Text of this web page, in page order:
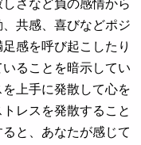
さなど負の感情から
共感、喜びなどポジ
感を呼び起こしたり
ることを暗示してい
上手に発散して心を
レスを発散すること
と、あなたが感じて